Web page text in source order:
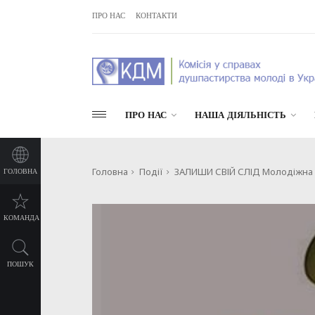
ПРО НАС КОНТАКТИ
ПРО НАС НАША ДІЯЛЬНІСТЬ
ГОЛОВНА
КОМАНДА
ПОШУК
Головна Події ЗАЛИШИ СВІЙ СЛІД Молодіжна